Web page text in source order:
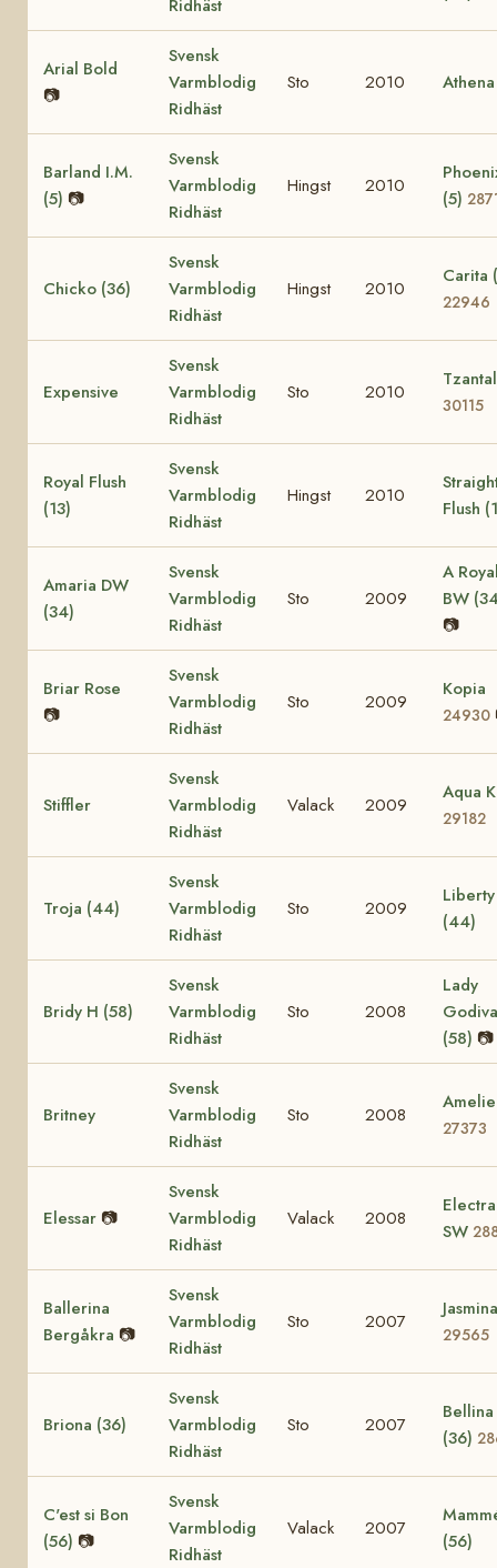
Ridhäst
Arial Bold
📷
Svensk
Varmblodig
Ridhäst
Sto 2010 Athena
Barland I.M.
(5) 📷
Svensk
Varmblodig
Ridhäst
Hingst 2010
(5)
Chicko (36)
Svensk
Varmblodig
Ridhäst
Hingst 2010
Carita
22946
Expensive
Svensk
Varmblodig
Ridhäst
Sto 2010
30115
Royal Flush
(13)
Svensk
Varmblodig
Ridhäst
Hingst 2010
Flush
Amaria DW
(34)
Svensk
Varmblodig
Ridhäst
Sto 2009
A
BW
📷
Briar Rose
📷
Svensk
Varmblodig
Ridhäst
Sto 2009
Kopia
24930
Stiffler
Svensk
Varmblodig
Ridhäst
Valack 2009
Aqua
29182
Troja (44)
Svensk
Varmblodig
Ridhäst
Sto 2009
(44)
Bridy H (58)
Svensk
Varmblodig
Ridhäst
Sto 2008
Lady
Godiva
(58) 📷
Britney
Svensk
Varmblodig
Ridhäst
Sto 2008
Amelie
27373
Elessar 📷
Svensk
Varmblodig
Ridhäst
Valack 2008
Electra
SW
Ballerina
Bergåkra 📷
Svensk
Varmblodig
Ridhäst
Sto 2007
Jasmina
29565
Briona (36)
Svensk
Varmblodig
Ridhäst
Sto 2007
Bellina
(36)
C'est si Bon
(56) 📷
Svensk
Varmblodig
Ridhäst
Valack 2007
(56)